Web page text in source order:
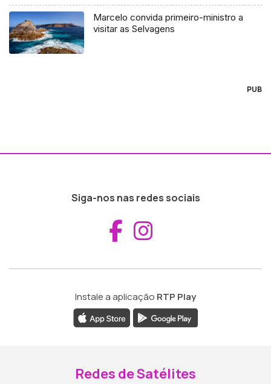
Marcelo convida primeiro-ministro a
visitar as Selvagens
PUB
Siga-nos nas redes sociais
Aceder ao
Instale a aplicação RTP Play
Redes de Satélites